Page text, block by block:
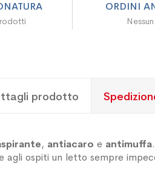
ORDINI
prodotto
, antiacaro e antimuffa
agli ospiti un letto sempre